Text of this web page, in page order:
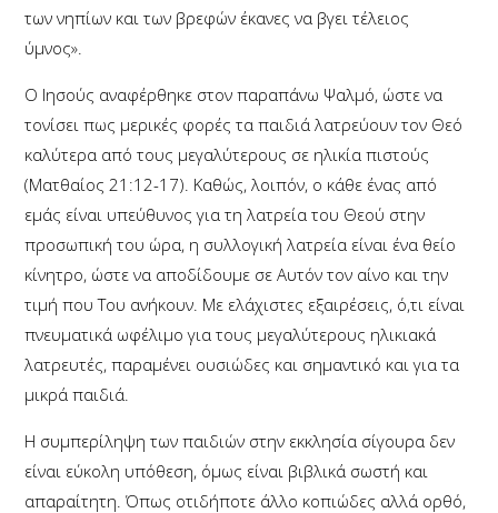
των νηπίων και των βρεφών έκανες να βγει τέλειος
ύμνος».
Ο Ιησούς αναφέρθηκε στον παραπάνω Ψαλμό, ώστε να
τονίσει πως μερικές φορές τα παιδιά λατρεύουν τον Θεό
καλύτερα από τους μεγαλύτερους σε ηλικία πιστούς
(Ματθαίος 21:12-17). Καθώς, λοιπόν, ο κάθε ένας από
εμάς είναι υπεύθυνος για τη λατρεία του Θεού στην
προσωπική του ώρα, η συλλογική λατρεία είναι ένα θείο
κίνητρο, ώστε να αποδίδουμε σε Αυτόν τον αίνο και την
τιμή που Του ανήκουν. Με ελάχιστες εξαιρέσεις, ό,τι είναι
πνευματικά ωφέλιμο για τους μεγαλύτερους ηλικιακά
λατρευτές, παραμένει ουσιώδες και σημαντικό και για τα
μικρά παιδιά.
Η συμπερίληψη των παιδιών στην εκκλησία σίγουρα δεν
είναι εύκολη υπόθεση, όμως είναι βιβλικά σωστή και
απαραίτητη. Όπως οτιδήποτε άλλο κοπιώδες αλλά ορθό,